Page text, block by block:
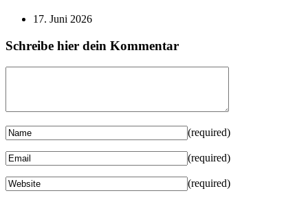
17. Juni 2026
Schreibe hier dein Kommentar
(required)
(required)
(required)